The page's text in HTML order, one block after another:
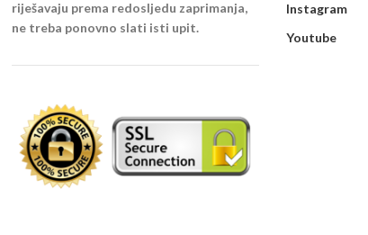
riješavaju prema redosljedu zaprimanja,
ne treba ponovno slati isti upit.
Instagram
Youtube